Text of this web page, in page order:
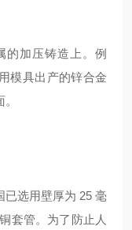
的加压铸造上。例
模具出产的锌合金
已选用壁厚为 25 毫
套管。为了防止人